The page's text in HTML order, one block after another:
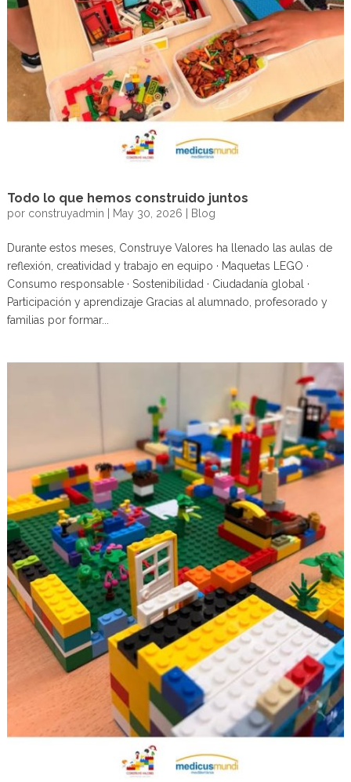
Todo lo que hemos construido juntos
por construyadmin May 30, 2026 Blog
Durante estos meses, Construye Valores ha llenado las aulas de
reflexión, creatividad y trabajo en equipo · Maquetas LEGO ·
Consumo responsable · Sostenibilidad · Ciudadanía global ·
Participación y aprendizaje Gracias al alumnado, profesorado y
familias por formar...